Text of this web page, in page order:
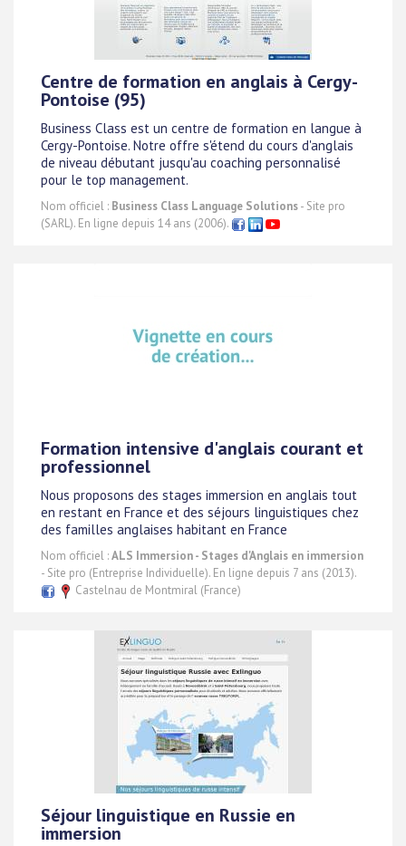
Centre de formation en anglais à Cergy-
Pontoise (95)
Business Class est un centre de formation en langue à
Cergy-Pontoise. Notre offre s'étend du cours d'anglais
de niveau débutant jusqu'au coaching personnalisé
pour le top management.
Nom officiel : Business Class Language Solutions- Site pro
(SARL). En ligne depuis 14 ans (2006).
Formation intensive d'anglais courant et
professionnel
Nous proposons des stages immersion en anglais tout
en restant en France et des séjours linguistiques chez
des familles anglaises habitant en France
Nom officiel :ALS Immersion - Stages d'Anglais en immersion
- Site pro (Entreprise Individuelle). En ligne depuis 7 ans (2013).
Castelnau de Montmiral (France)
Séjour linguistique en Russie en
immersion